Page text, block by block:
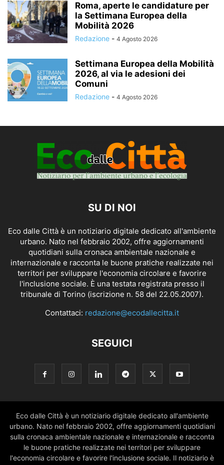
Roma, aperte le candidature per
la Settimana Europea della
Mobilità 2026
Redazione - 4 Agosto 2026
Settimana Europea della Mobilità
2026, al via le adesioni dei
Comuni
Redazione - 4 Agosto 2026
SU DI NOI
Eco dalle Città è un notiziario digitale dedicato all'ambiente
urbano. Nato nel febbraio 2002, offre aggiornamenti
quotidiani sulla cronaca ambientale nazionale e
internazionale e racconta le buone pratiche realizzate nei
territori per sviluppare l'economia circolare e favorire
l'inclusione sociale. È una testata registrata presso il
tribunale di Torino (iscrizione n. 58 del 22.05.2007).
Contattaci: redazione@ecodallecitta.it
SEGUICI
Eco dalle Città è un notiziario digitale dedicato all'ambiente
urbano. Nato nel febbraio 2002, offre aggiornamenti quotidiani
sulla cronaca ambientale nazionale e internazionale e racconta
le buone pratiche realizzate nei territori per sviluppare
l'economia circolare e favorire l'inclusione sociale. Il notiziario è